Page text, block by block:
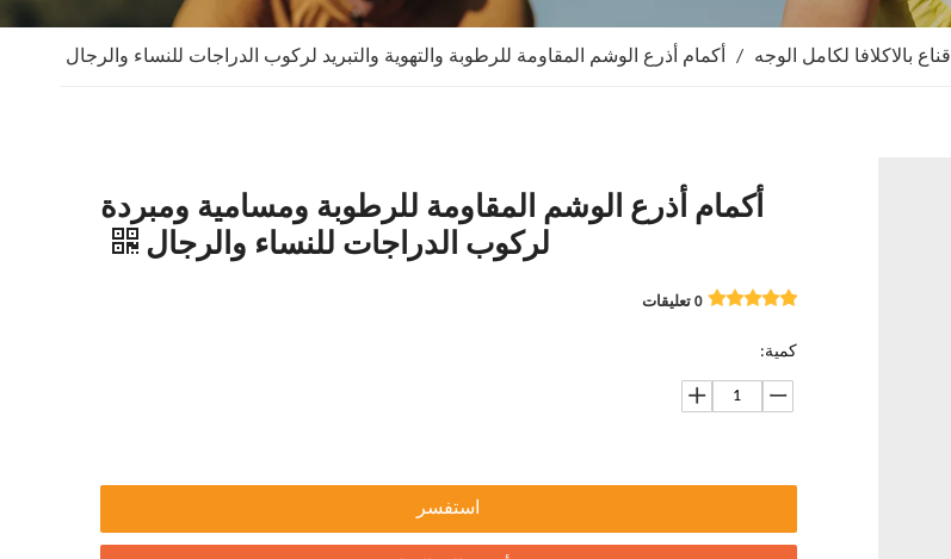
قناع بالاكلافا لكامل الوجه / أكمام أذرع الوشم المقاومة للرطوبة والتهوية والتبريد لركوب الدراجات للنساء والرجال
أكمام أذرع الوشم المقاومة للرطوبة ومسامية ومبردة
لركوب الدراجات للنساء والرجال
0 تعليقات
كمية:
استفسر